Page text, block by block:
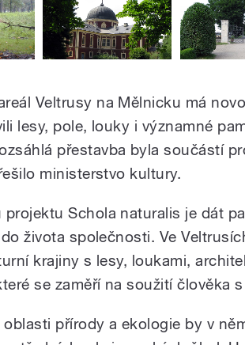
Veltrusy na Mělnicku má
lesy, pole, louky i významné
přestavba byla součástí
ministerstvo kultury.
projektu Schola naturalis je dát
života společnosti. Ve
krajiny s lesy, loukami,
se zaměří na soužití člověka
oblasti přírody a ekologie by v